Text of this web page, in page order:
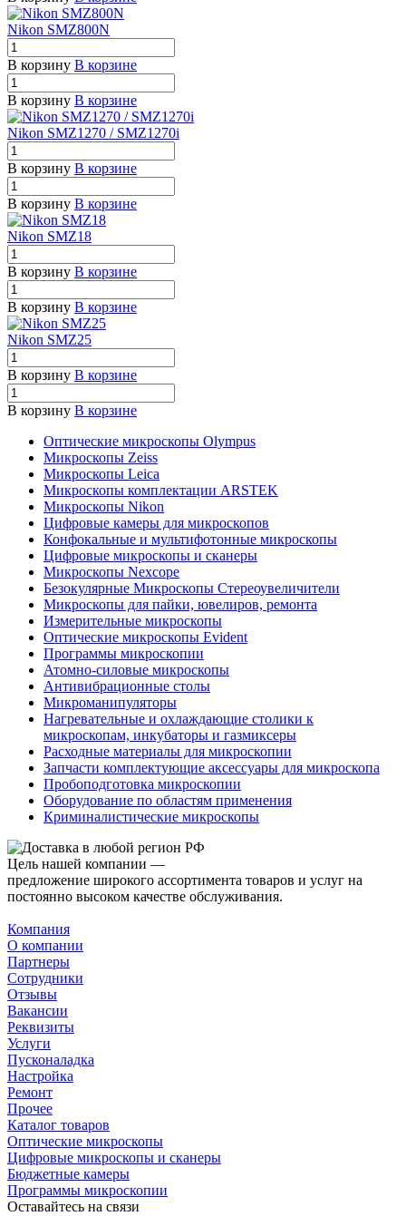
Nikon SMZ800N
В корзину В корзине
В корзину В корзине
Nikon SMZ1270 / SMZ1270i
В корзину В корзине
В корзину В корзине
Nikon SMZ18
В корзину В корзине
В корзину В корзине
Nikon SMZ25
В корзину В корзине
В корзину В корзине
Оптические микроскопы Olympus
Микроскопы Zeiss
Микроскопы Leica
Микроскопы комплектации ARSTEK
Микроскопы Nikon
Цифровые камеры для микроскопов
Конфокальные и мультифотонные микроскопы
Цифровые микроскопы и сканеры
Микроскопы Nexcope
Безокулярные Микроскопы Стереоувеличители
Микроскопы для пайки, ювелиров, ремонта
Измерительные микроскопы
Оптические микроскопы Evident
Программы микроскопии
Атомно-силовые микроскопы
Антивибрационные столы
Микроманипуляторы
Нагревательные и охлаждающие столики к
микроскопам, инкубаторы и газмиксеры
Расходные материалы для микроскопии
Запчасти комплектующие аксессуары для микроскопа
Пробоподготовка микроскопии
Оборудование по областям применения
Криминалистические микроскопы
Цель нашей компании —
предложение широкого ассортимента товаров и услуг на
постоянно высоком качестве обслуживания.
Компания
О компании
Партнеры
Сотрудники
Отзывы
Вакансии
Реквизиты
Услуги
Пусконаладка
Настройка
Ремонт
Прочее
Каталог товаров
Оптические микроскопы
Цифровые микроскопы и сканеры
Бюджетные камеры
Программы микроскопии
Оставайтесь на связи